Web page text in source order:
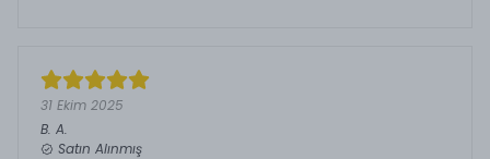
31 Ekim 2025
B. A.
Satın Alınmış